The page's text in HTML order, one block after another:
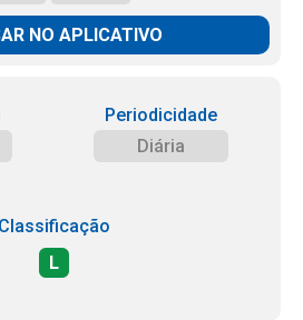
NO APLICATIVO
Periodicidade
Diária
Classificação
L